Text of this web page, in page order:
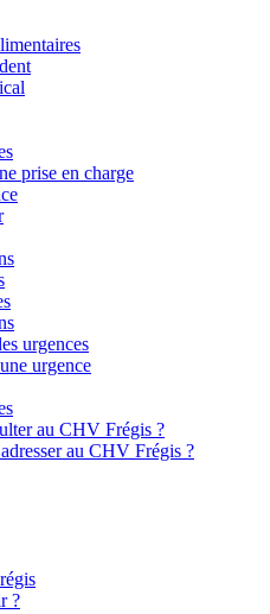
prise en charge
urgences
urgence
au CHV Frégis ?
au CHV Frégis ?
?